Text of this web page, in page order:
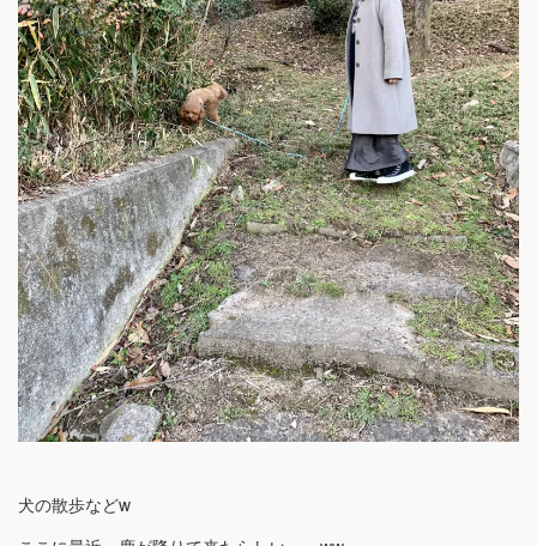
犬の散歩などw